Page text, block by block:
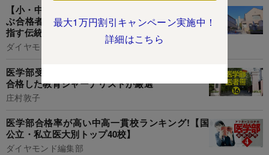
最大1万円割引キャンペーン実施中！
詳細はこちら
【小・中学受験】東大理3に麻布や聖光学院と並
ぶ合格者を輩出!卒業生の約3分の1が医学部を目
指す伝統男子校・暁星の強さの理由とは?
ダイヤモンド編集部,宮原啓彰
医学部受験向け予備校11選、子どもが医学部に
合格した教育ジャーナリストが厳選
庄村敦子
医学部合格率が高い中高一貫校ランキング!【国
公立・私立医大別トップ40校】
ダイヤモンド編集部